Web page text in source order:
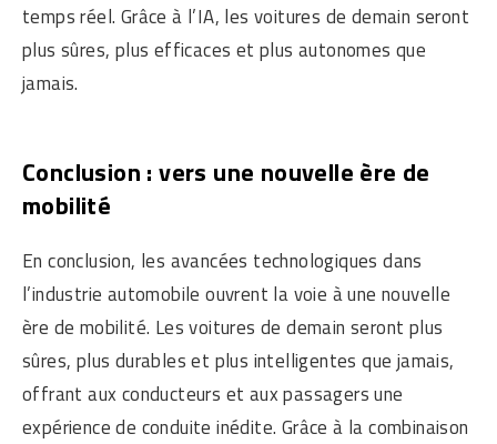
temps réel. Grâce à l’IA, les voitures de demain seront
plus sûres, plus efficaces et plus autonomes que
jamais.
Conclusion : vers une nouvelle ère de
mobilité
En conclusion, les avancées technologiques dans
l’industrie automobile ouvrent la voie à une nouvelle
ère de mobilité. Les voitures de demain seront plus
sûres, plus durables et plus intelligentes que jamais,
offrant aux conducteurs et aux passagers une
expérience de conduite inédite. Grâce à la combinaison